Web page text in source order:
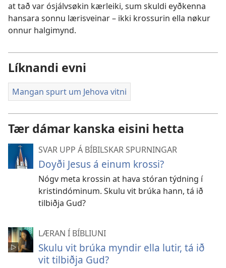
at tað var ósjálvsøkin kærleiki, sum skuldi eyðkenna
hansara sonnu lærisveinar – ikki krossurin ella nøkur
onnur halgimynd.
Líknandi evni
Mangan spurt um Jehova vitni
Tær dámar kanska eisini hetta
SVAR UPP Á BÍBILSKAR SPURNINGAR
Doyði Jesus á einum krossi?
Nógv meta krossin at hava stóran týdning í
kristindóminum. Skulu vit brúka hann, tá ið
tilbiðja Gud?
LÆRAN Í BÍBLIUNI
Skulu vit brúka myndir ella lutir, tá ið
vit tilbiðja Gud?